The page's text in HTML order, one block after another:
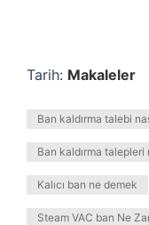
Tarih: Makaleler
Ban kaldırma talebi
Ban kaldırma talepleri
Kalıcı ban ne demek
Steam VAC ban Ne